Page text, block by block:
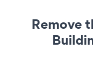
Remove